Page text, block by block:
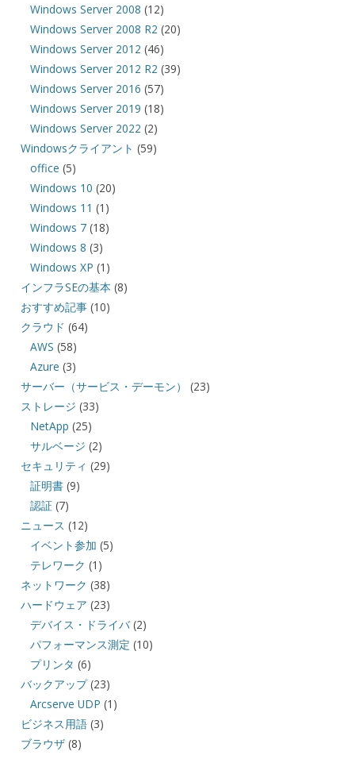
Windows Server 2008 (12)
Windows Server 2008 R2 (20)
Windows Server 2012 (46)
Windows Server 2012 R2 (39)
Windows Server 2016 (57)
Windows Server 2019 (18)
Windows Server 2022 (2)
Windowsクライアント (59)
office (5)
Windows 10 (20)
Windows 11 (1)
Windows 7 (18)
Windows 8 (3)
Windows XP (1)
インフラSEの基本 (8)
おすすめ記事(10)
クラウド (64)
AWS (58)
Azure (3)
サーバー（サービス・デーモン）
(23)
ストレージ (33)
NetApp (25)
サルベージ (2)
セキュリティ (29)
証明書 (9)
認証 (7)
ニュース (12)
イベント参加 (5)
テレワーク (1)
ネットワーク (38)
ハードウェア (23)
デバイス・ドライバ(2)
パフォーマンス測定 (10)
プリンタ (6)
バックアップ(23)
Arcserve UDP (1)
ビジネス用語(3)
ブラウザ(8)